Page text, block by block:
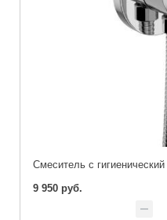
Смеситель с
9 950 руб.